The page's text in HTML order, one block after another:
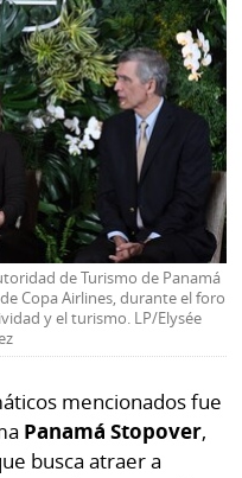
de Turismo de Panamá
Copa Airlines, durante el foro
y el turismo. LP/Elysée
mencionados fue
Panamá Stopover,
busca atraer a